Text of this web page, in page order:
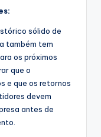
sólido de
também tem
os próximos
que o
e que os retornos
devem
antes de